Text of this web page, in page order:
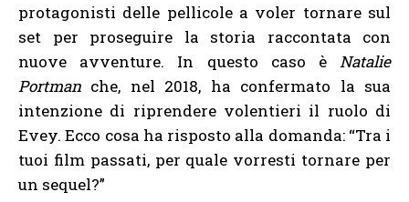
protagonisti delle pellicole a voler tornare sul
set per proseguire la storia raccontata con
nuove avventure. In questo caso è Natalie
Portman che, nel 2018, ha confermato la sua
intenzione di riprendere volentieri il ruolo di
Evey. Ecco cosa ha risposto alla domanda: “Tra i
tuoi film passati, per quale vorresti tornare per
un sequel?”